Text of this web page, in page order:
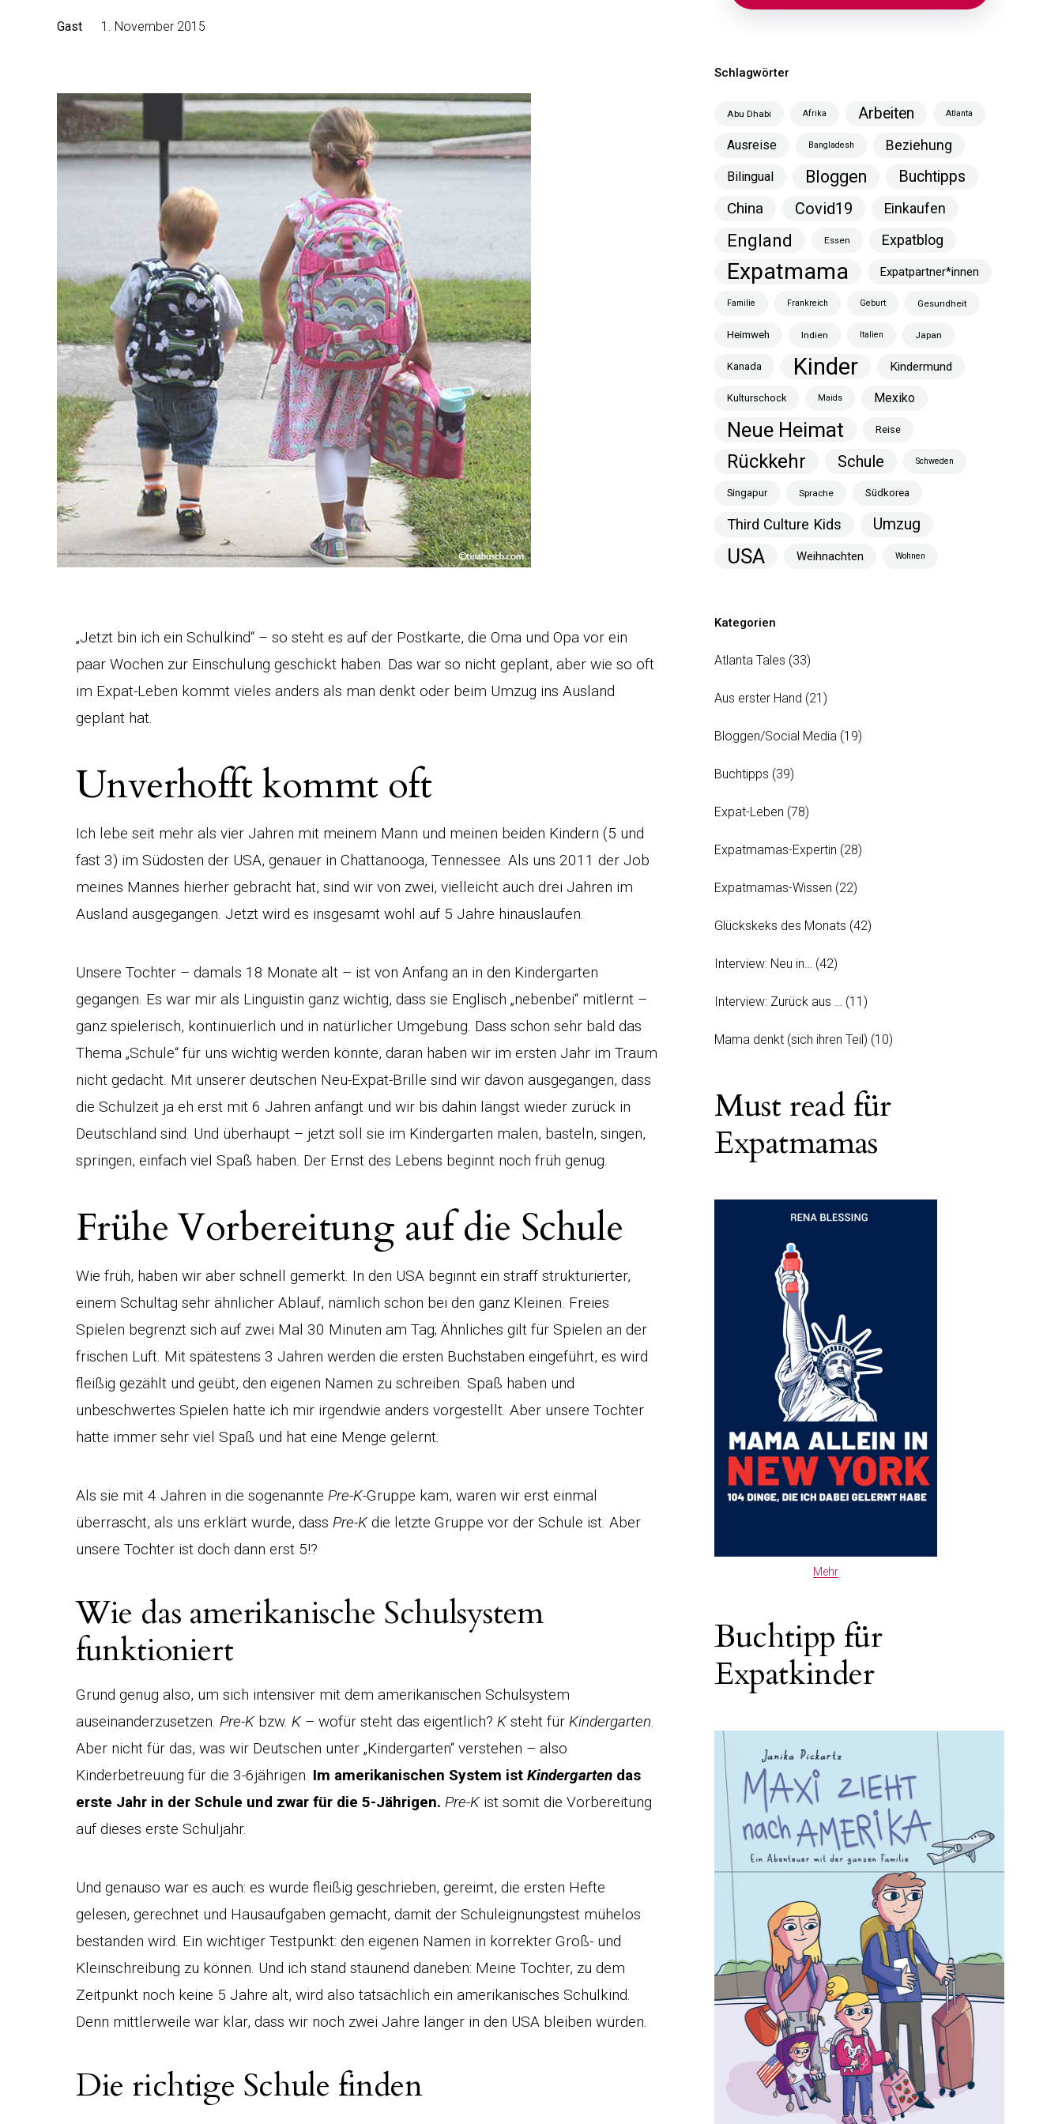
Gast 1. November 2015
„Jetzt bin ich ein Schulkind“ – so steht es auf der Postkarte, die Oma und Opa vor ein
paar Wochen zur Einschulung geschickt haben. Das war so nicht geplant, aber wie so oft
im Expat-Leben kommt vieles anders als man denkt oder beim Umzug ins Ausland
geplant hat.
Unverhofft kommt oft
Ich lebe seit mehr als vier Jahren mit meinem Mann und meinen beiden Kindern (5 und
fast 3) im Südosten der USA, genauer in Chattanooga, Tennessee. Als uns 2011 der Job
meines Mannes hierher gebracht hat, sind wir von zwei, vielleicht auch drei Jahren im
Ausland ausgegangen. Jetzt wird es insgesamt wohl auf 5 Jahre hinauslaufen.
Unsere Tochter – damals 18 Monate alt – ist von Anfang an in den Kindergarten
gegangen. Es war mir als Linguistin ganz wichtig, dass sie Englisch „nebenbei“ mitlernt –
ganz spielerisch, kontinuierlich und in natürlicher Umgebung. Dass schon sehr bald das
Thema „Schule“ für uns wichtig werden könnte, daran haben wir im ersten Jahr im Traum
nicht gedacht. Mit unserer deutschen Neu-Expat-Brille sind wir davon ausgegangen, dass
die Schulzeit ja eh erst mit 6 Jahren anfängt und wir bis dahin längst wieder zurück in
Deutschland sind. Und überhaupt – jetzt soll sie im Kindergarten malen, basteln, singen,
springen, einfach viel Spaß haben. Der Ernst des Lebens beginnt noch früh genug.
Frühe Vorbereitung auf die Schule
Wie früh, haben wir aber schnell gemerkt. In den USA beginnt ein straff strukturierter,
einem Schultag sehr ähnlicher Ablauf, nämlich schon bei den ganz Kleinen. Freies
Spielen begrenzt sich auf zwei Mal 30 Minuten am Tag; Ähnliches gilt für Spielen an der
frischen Luft. Mit spätestens 3 Jahren werden die ersten Buchstaben eingeführt, es wird
fleißig gezählt und geübt, den eigenen Namen zu schreiben. Spaß haben und
unbeschwertes Spielen hatte ich mir irgendwie anders vorgestellt. Aber unsere Tochter
hatte immer sehr viel Spaß und hat eine Menge gelernt.
Als sie mit 4 Jahren in die sogenannte Pre-K-Gruppe kam, waren wir erst einmal
überrascht, als uns erklärt wurde, dass Pre-K die letzte Gruppe vor der Schule ist. Aber
unsere Tochter ist doch dann erst 5!?
Wie das amerikanische Schulsystem
funktioniert
Grund genug also, um sich intensiver mit dem amerikanischen Schulsystem
auseinanderzusetzen. Pre-K bzw. K – wofür steht das eigentlich? K steht für Kindergarten.
Aber nicht für das, was wir Deutschen unter „Kindergarten“ verstehen – also
Kinderbetreuung für die 3-6jährigen. Im amerikanischen System ist Kindergarten das
erste Jahr in der Schule und zwar für die 5-Jährigen. Pre-K ist somit die Vorbereitung
auf dieses erste Schuljahr.
Und genauso war es auch: es wurde fleißig geschrieben, gereimt, die ersten Hefte
gelesen, gerechnet und Hausaufgaben gemacht, damit der Schuleignungstest mühelos
bestanden wird. Ein wichtiger Testpunkt: den eigenen Namen in korrekter Groß- und
Kleinschreibung zu können. Und ich stand staunend daneben: Meine Tochter, zu dem
Zeitpunkt noch keine 5 Jahre alt, wird also tatsächlich ein amerikanisches Schulkind.
Denn mittlerweile war klar, dass wir noch zwei Jahre länger in den USA bleiben würden.
Die richtige Schule finden
Schlagwörter
Abu Dhabi Afrika Arbeiten Atlanta
Ausreise Bangladesh Beziehung
Bilingual Bloggen
Buchtipps
China
Covid19 Einkaufen
England Essen Expatblog
Expatmama Expatpartner*innen
Familie Frankreich Geburt Gesundheit
Heimweh Indien Italien Japan
Kanada Kinder Kindermund
Kulturschock Maids Mexiko
Neue Heimat Reise
Rückkehr Schule Schweden
Singapur Sprache Südkorea
Third Culture Kids Umzug
USA Weihnachten Wohnen
Kategorien
Atlanta Tales (33)
Aus erster Hand (21)
Bloggen/Social Media (19)
Buchtipps (39)
Expat-Leben (78)
Expatmamas-Expertin (28)
Expatmamas-Wissen (22)
Glückskeks des Monats (42)
Interview: Neu in… (42)
Interview: Zurück aus … (11)
Mama denkt (sich ihren Teil) (10)
Must read für
Expatmamas
Mehr
Buchtipp für
Expatkinder